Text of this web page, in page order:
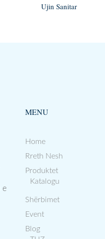
Ujin Sanitar
e
MENU
Home
Rreth Nesh
Produktet
Katalogu
Shërbimet
Event
Blog